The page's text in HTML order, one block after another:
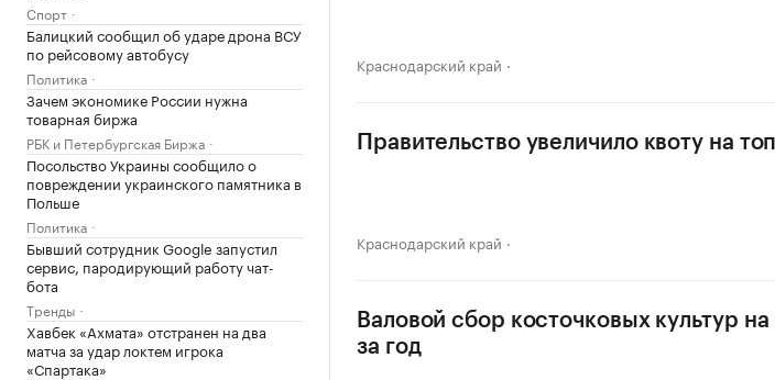
Спорт
Балицкий сообщил об ударе дрона ВСУ
по рейсовому автобусу
Политика
Зачем экономике России нужна
товарная биржа
РБК и Петербургская Биржа
Посольство Украины сообщило о
повреждении украинского памятника в
Польше
Политика
Бывший сотрудник Google запустил
сервис, пародирующий работу чат-
бота
Тренды
Хавбек «Ахмата» отстранен на два
матча за удар локтем игрока
«Спартака»
Краснодарский край
Правительство увеличило квоту на
Краснодарский край
Валовой сбор косточковых культур
за год